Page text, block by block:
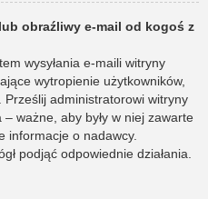
obraźliwy e-mail od kogoś z
wysyłania e-maili witryny
wytropienie użytkowników,
Prześlij administratorowi witryny
ważne, aby były w niej zawarte
informacje o nadawcy.
podjąć odpowiednie działania.